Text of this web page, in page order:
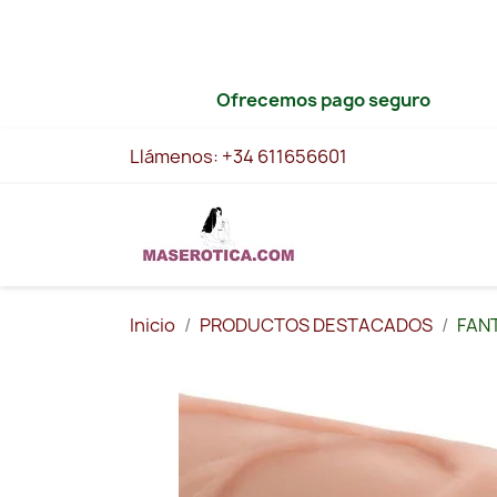
Ofrecemos pago seguro
Llámenos: +34 611656601
Inicio PRODUCTOS DESTACADOS